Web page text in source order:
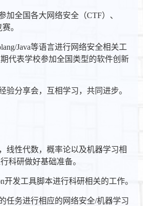
加全国各大网络安全（CTF）、
。
Java等语言进行网络安全相关工
代表学校参加全国类型的软件创新
验分享会，互相学习，共同进步。
线性代数，概率论以及机器学习相
科研做好基础准备。
开发工具脚本进行科研相关的工作。
任务进行相应的网络安全/机器学习